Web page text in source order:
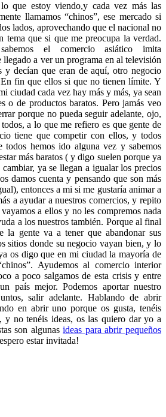
que estoy viendo,y cada vez más las
llamamos “chinos”, ese mercado si
lados, aprovechando que el nacional no
tema que si que me preocupa la verdad.
el comercio asiático imita
llegado a ver un programa en al televisión
y decían que eran de aquí, otro negocio
fin que ellos si que no tienen límite. Y
ciudad cada vez hay más y más, ya sean
o de productos baratos. Pero jamás veo
porque no pueda seguir adelante, ojo,
a lo que me refiero es que gente de
tiene que competir con ellos, y todos
todos hemos ido alguna vez y sabemos
más baratos ( y digo suelen porque ya
ya se llegan a igualar los precios
damos cuenta y pensando que son más
entonces a mi si me gustaría animar a
a ayudar a nuestros comercios, y repito
a ellos y no les compremos nada
a los nuestros también. Porque al final
la gente va a tener que abandonar sus
sitios donde su negocio vayan bien, y lo
os digo que en mi ciudad la mayoría de
Ayudemos al comercio interior
a poco salgamos de esta crisis y entre
país mejor. Podemos aportar nuestro
salir adelante. Hablando de abrir
en abrir uno porque os gusta, tenéis
y no tenéis ideas, os las quiero dar yo a
son algunasideas para abrir pequeños
estar invitada!